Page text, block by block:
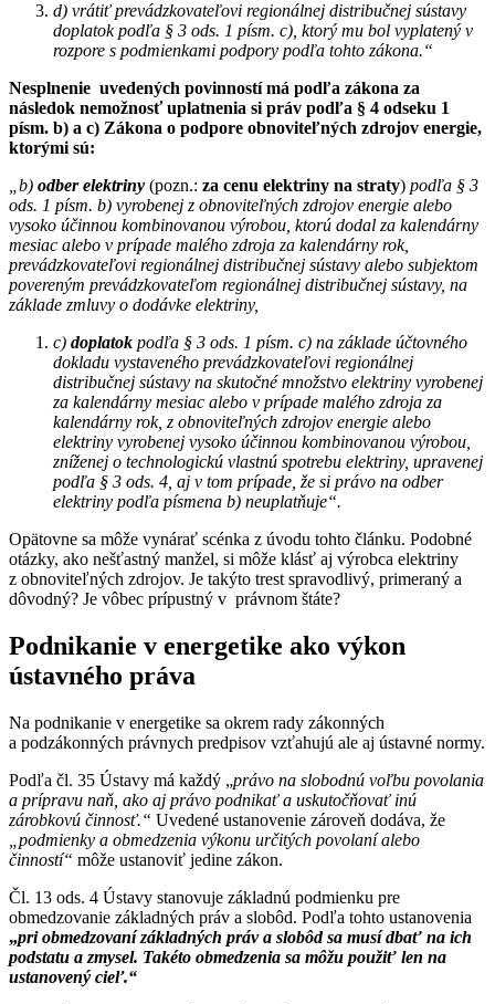
d) vrátiť prevádzkovateľovi regionálnej distribučnej sústavy
doplatok podľa § 3 ods. 1 písm. c), ktorý mu bol vyplatený v
rozpore s podmienkami podpory podľa tohto zákona.“
Nesplnenie uvedených povinností má podľa zákona za
následok nemožnosť uplatnenia si práv podľa § 4 odseku 1
písm. b) a c) Zákona o podpore obnoviteľných zdrojov energie,
ktorými sú:
„b) odber elektriny (pozn.: za cenu elektriny na straty) podľa § 3
ods. 1 písm. b) vyrobenej z obnoviteľných zdrojov energie alebo
vysoko účinnou kombinovanou výrobou, ktorú dodal za kalendárny
mesiac alebo v prípade malého zdroja za kalendárny rok,
prevádzkovateľovi regionálnej distribučnej sústavy alebo subjektom
povereným prevádzkovateľom regionálnej distribučnej sústavy, na
základe zmluvy o dodávke elektriny,
c) doplatok podľa § 3 ods. 1 písm. c) na základe účtovného
dokladu vystaveného prevádzkovateľovi regionálnej
distribučnej sústavy na skutočné množstvo elektriny vyrobenej
za kalendárny mesiac alebo v prípade malého zdroja za
kalendárny rok, z obnoviteľných zdrojov energie alebo
elektriny vyrobenej vysoko účinnou kombinovanou výrobou,
zníženej o technologickú vlastnú spotrebu elektriny, upravenej
podľa § 3 ods. 4, aj v tom prípade, že si právo na odber
elektriny podľa písmena b) neuplatňuje“.
Opätovne sa môže vynárať scénka z úvodu tohto článku. Podobné
otázky, ako nešťastný manžel, si môže klásť aj výrobca elektriny
z obnoviteľných zdrojov. Je takýto trest spravodlivý, primeraný a
dôvodný? Je vôbec prípustný v právnom štáte?
Podnikanie v energetike ako výkon
ústavného práva
Na podnikanie v energetike sa okrem rady zákonných
a podzákonných právnych predpisov vzťahujú ale aj ústavné normy.
Podľa čl. 35 Ústavy má každý „právo na slobodnú voľbu povolania
a prípravu naň, ako aj právo podnikať a uskutočňovať inú
zárobkovú činnosť.“ Uvedené ustanovenie zároveň dodáva, že
„podmienky a obmedzenia výkonu určitých povolaní alebo
činností“ môže ustanoviť jedine zákon.
Čl. 13 ods. 4 Ústavy stanovuje základnú podmienku pre
obmedzovanie základných práv a slobôd. Podľa tohto ustanovenia
„pri obmedzovaní základných práv a slobôd sa musí dbať na ich
podstatu a zmysel. Takéto obmedzenia sa môžu použiť len na
ustanovený cieľ.“